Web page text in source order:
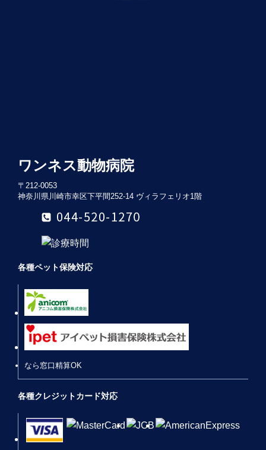
ワンネス動物病院
〒212-0053
神奈川県川崎市幸区下平間252-14 ヴィラフェリオ1階
各種ペット保険対応
なら窓口精算OK
各種クレジットカード対応